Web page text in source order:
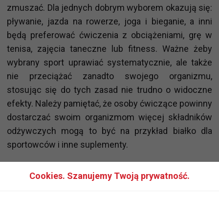
zmuszać. Dla jednych dobrym wyborem okazują się:
pływanie, jazda na rowerze, joga i bieganie, a inni
będą preferować ćwiczenia z obciążeniami, grę w
tenisa, zajęcia taneczne lub fitness. Ważne żeby
wybrany sport uprawiać systematycznie, ale także
nie przeciążać zanadto swojego organizmu,
stosując się do tych zasad nie trudno o widoczne
efekty. Należy pamiętać, że osoby ćwiczące powinny
dostarczać swoim organizmom więcej składników
odżywczych mogą to być na przykład białko dla
sportowców i inne suplementy.
Dobre samopoczucie
Cookies. Szanujemy Twoją prywatność.